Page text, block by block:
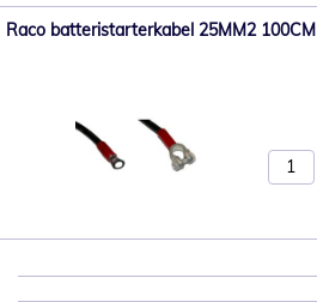
Raco batteristarterkabel 25MM2 100CM